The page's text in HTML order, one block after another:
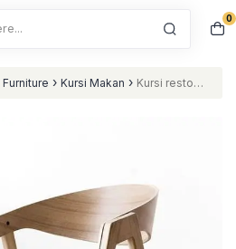
0
Furniture › Kursi Makan › Kursi resto